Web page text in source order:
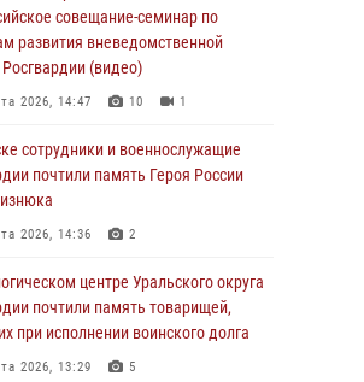
совещание-семинар по
развития вневедомственной
(видео)
2026, 14:47 10 1
сотрудники и военнослужащие
почтили память Героя России
2026, 14:36 2
центре Уральского округа
почтили память товарищей,
при исполнении воинского долга
2026, 13:29 5